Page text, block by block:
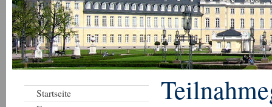
Startseite